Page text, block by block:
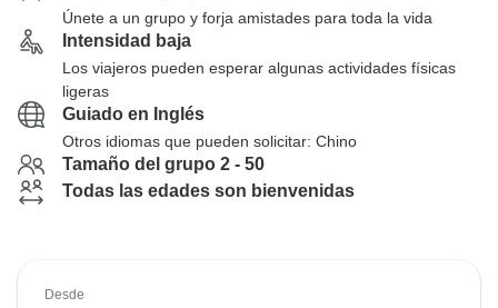
Únete a un grupo y forja amistades para toda la vida
Intensidad baja
Los viajeros pueden esperar algunas actividades físicas
ligeras
Guiado en Inglés
Otros idiomas que pueden solicitar: Chino
Tamaño del grupo 2 - 50
Todas las edades son bienvenidas
Desde